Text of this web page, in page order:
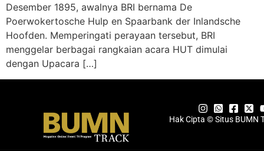
Desember 1895, awalnya BRI bernama De
Poerwokertosche Hulp en Spaarbank der Inlandsche
Hoofden. Memperingati perayaan tersebut, BRI
menggelar berbagai rangkaian acara HUT dimulai
dengan Upacara […]
Hak Cipta © Situs BUMN